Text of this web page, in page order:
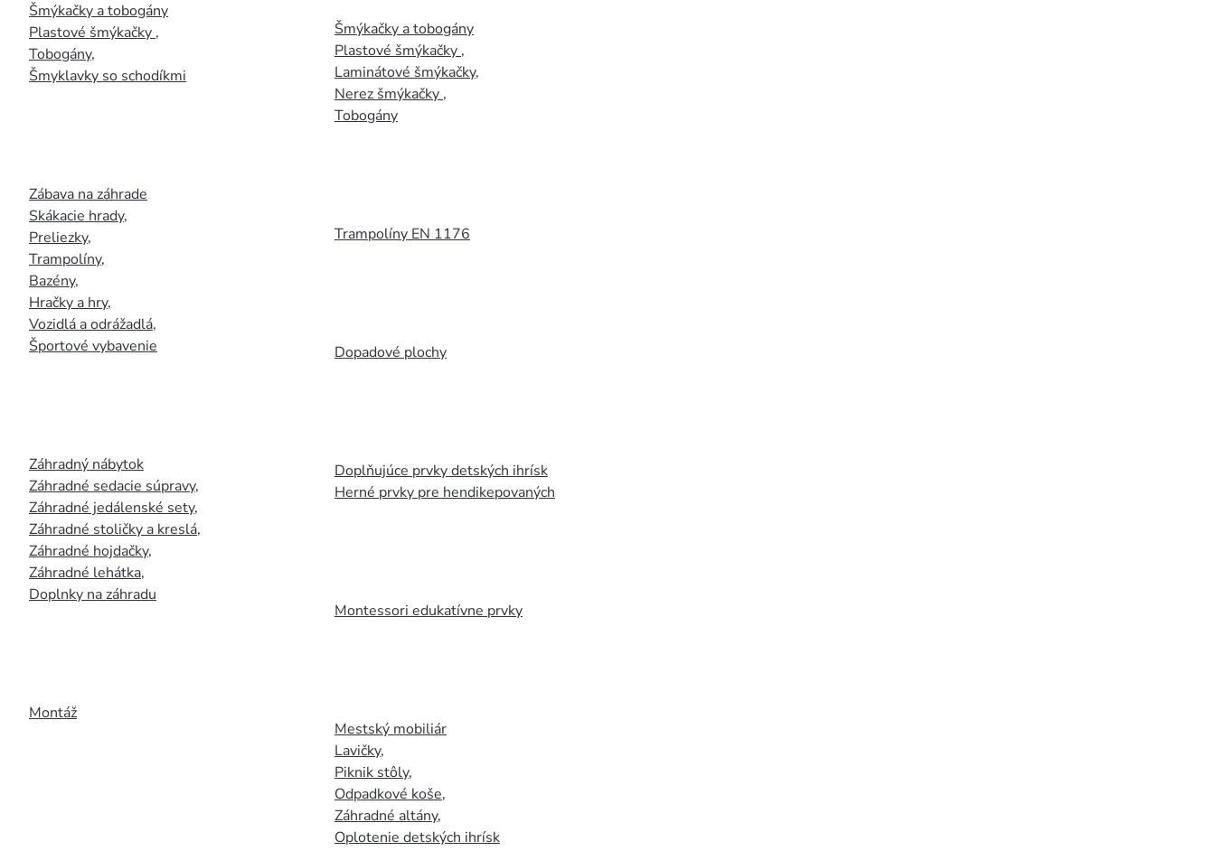
Šmýkačky a tobogány
Plastové šmýkačky ,
Tobogány,
Šmyklavky so schodíkmi
Zábava na záhrade
Skákacie hrady,
Preliezky,
Trampolíny,
Bazény,
Hračky a hry,
Vozidlá a odrážadlá,
Športové vybavenie
Záhradný nábytok
Záhradné sedacie súpravy,
Záhradné jedálenské sety,
Záhradné stoličky a kreslá,
Záhradné hojdačky,
Záhradné lehátka,
Doplnky na záhradu
Montáž
Šmýkačky a tobogány
Plastové šmýkačky ,
Laminátové šmýkačky,
Nerez šmýkačky ,
Tobogány
Trampolíny EN 1176
Dopadové plochy
Doplňujúce prvky detských ihrísk
Herné prvky pre hendikepovaných
Montessori edukatívne prvky
Mestský mobiliár
Lavičky,
Piknik stôly,
Odpadkové koše,
Záhradné altány,
Oplotenie detských ihrísk